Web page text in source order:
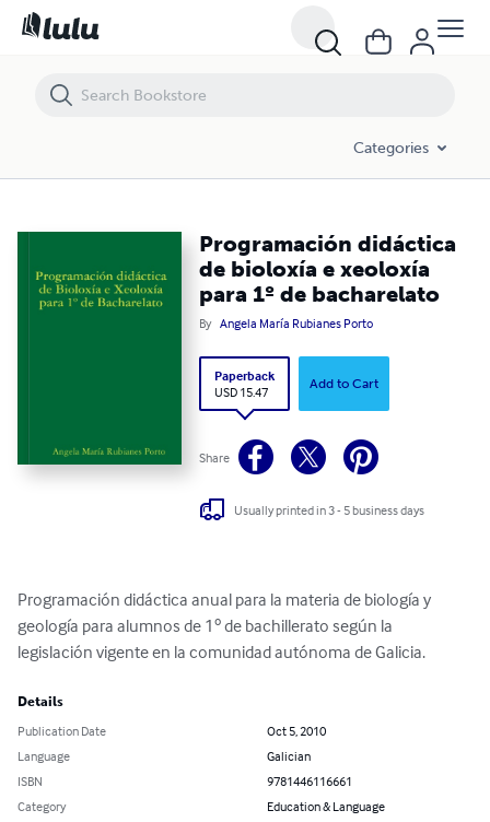
Categories
Programación didáctica
de bioloxía e xeoloxía
para 1º de bacharelato
By Angela María Rubianes Porto
Paperback
USD 15.47
Add to Cart
Share
Usually printed in 3 - 5 business days
Programación didáctica anual para la materia de biología y
geología para alumnos de 1º de bachillerato según la
legislación vigente en la comunidad autónoma de Galicia.
Details
Publication Date
Oct 5, 2010
Language
Galician
ISBN
9781446116661
Category
Education & Language
Programación didáctica de bioloxía e xeoloxía para 1º de bacharelato